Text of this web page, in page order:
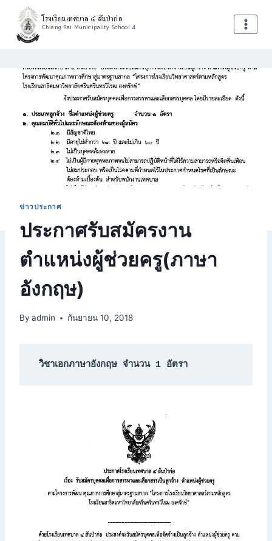
content
โรงเรียนเทศบาล ๔ สันป่าก่อ
Chiang Rai Municipality School 4
ข่าวประกาศ
ประกาศรับสมัครงาน
ตำแหน่งผู้ช่วยครู(ภาษา
อังกฤษ)
By admin กันยายน 10, 2018
วิชาเอกภาษาอังกฤษ จำนวน 1 อัตรา